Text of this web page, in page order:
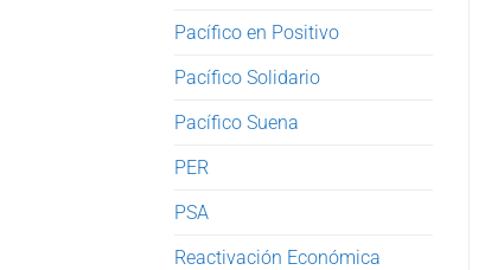
Pacífico en Positivo
Pacífico Solidario
Pacífico Suena
PER
PSA
Reactivación Económica